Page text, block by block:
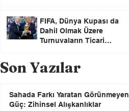
FIFA, Dünya Kupası da
Dahil Olmak Üzere
Turnuvaların Ticari
Son Yazılar
Sahada Farkı Yaratan Görünmeyen
Güç: Zihinsel Alışkanlıklar